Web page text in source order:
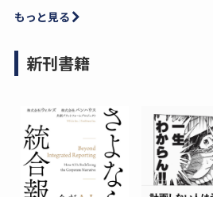
もっと見る
新刊書籍